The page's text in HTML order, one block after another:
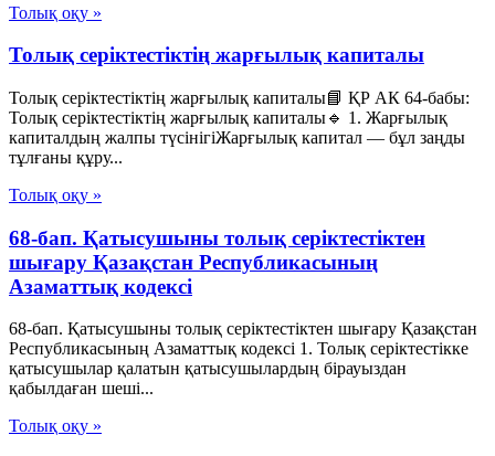
Толық оқу »
Толық серіктестіктің жарғылық капиталы
Толық серіктестіктің жарғылық капиталы📘 ҚР АК 64-бабы:
Толық серіктестіктің жарғылық капиталы🔹 1. Жарғылық
капиталдың жалпы түсінігіЖарғылық капитал — бұл заңды
тұлғаны құру...
Толық оқу »
68-бап. Қатысушыны толық серiктестiктен
шығару Қазақстан Республикасының
Азаматтық кодексi
68-бап. Қатысушыны толық серiктестiктен шығару Қазақстан
Республикасының Азаматтық кодексi 1. Толық серiктестiкке
қатысушылар қалатын қатысушылардың бiрауыздан
қабылдаған шешi...
Толық оқу »